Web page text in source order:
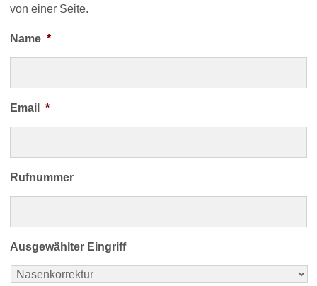
von einer Seite.
Name *
Email *
Rufnummer
Ausgewählter Eingriff